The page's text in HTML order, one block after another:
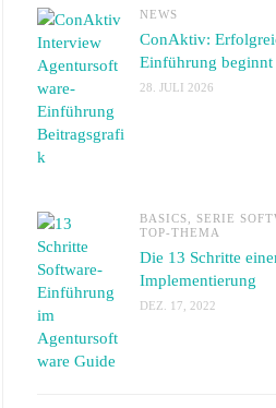
NEWS
ConAktiv:
Einführung
28. JULI 2026
BASICS SERIE
TOP-THEMA
Die 13 Schritte
Implementierung
DEZ. 17, 2022